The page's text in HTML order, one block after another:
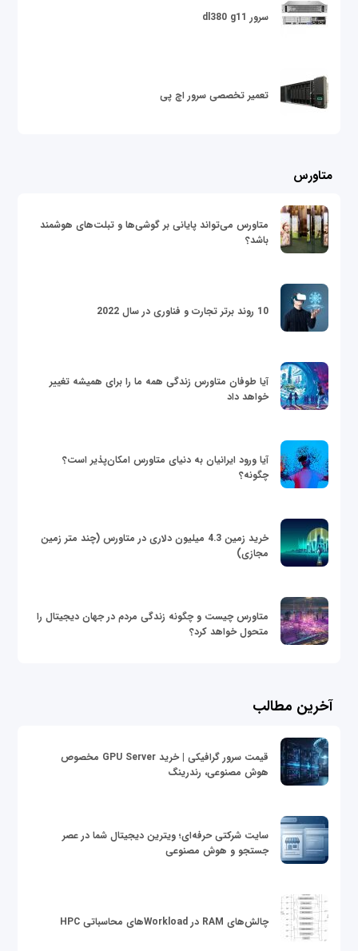
سرور dl380 g11
تعمیر تخصصی سرور اچ پی
متاورس
متاورس می‌تواند پایانی بر گوشی‌ها و تبلت‌های هوشمند
باشد؟
10 روند برتر تجارت و فناوری در سال 2022
آیا طوفان متاورس زندگی همه ما را برای همیشه تغییر
خواهد داد
آیا ورود ایرانیان به دنیای متاورس امکان‌پذیر است؟
چگونه؟
خرید زمین 4.3 میلیون دلاری در متاورس (چند متر زمین
مجازی)
متاورس چیست و چگونه زندگی مردم در جهان دیجیتال را
متحول خواهد کرد؟
آخرین مطالب
قیمت سرور گرافیکی | خرید GPU Server مخصوص
هوش مصنوعی، رندرینگ
سایت شرکتی حرفه‌ای؛ ویترین دیجیتال شما در عصر
جستجو و هوش مصنوعی
چالش‌های RAM در Workloadهای محاسباتی HPC